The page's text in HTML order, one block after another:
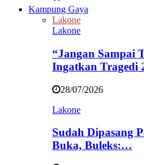
Kampung Gaya
Lakone
Lakone
“Jangan Sampai
Ingatkan Tragedi
28/07/2026
Lakone
Sudah Dipasang
Buka, Buleks:…